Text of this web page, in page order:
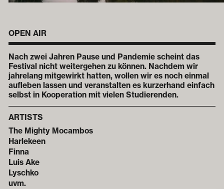
OPEN AIR
Nach zwei Jahren Pause und Pandemie scheint das
Festival nicht weitergehen zu können. Nachdem wir
jahrelang mitgewirkt hatten, wollen wir es noch einmal
aufleben lassen und veranstalten es kurzerhand einfach
selbst in Kooperation mit vielen Studierenden.
ARTISTS
The Mighty Mocambos
Harlekeen
Finna
Luis Ake
Lyschko
uvm.